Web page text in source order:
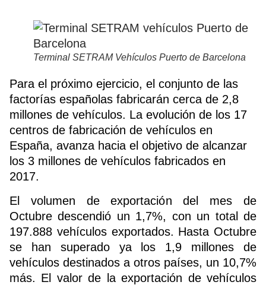
Terminal SETRAM Vehículos Puerto de Barcelona
Para el próximo ejercicio, el conjunto de las
factorías españolas fabricarán cerca de 2,8
millones de vehículos. La evolución de los 17
centros de fabricación de vehículos en
España, avanza hacia el objetivo de alcanzar
los 3 millones de vehículos fabricados en
2017.
El volumen de exportación del mes de
Octubre descendió un 1,7%, con un total de
197.888 vehículos exportados. Hasta Octubre
se han superado ya los 1,9 millones de
vehículos destinados a otros países, un 10,7%
más. E l valor de la exportación de vehículos